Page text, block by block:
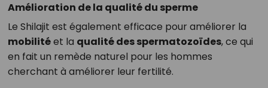
Amélioration de la qualité du sperme
Le Shilajit est également efficace pour améliorer la
mobilitéet la qualité des spermatozoïdes, ce qui
en fait un remède naturel pour les hommes
cherchant à améliorer leur fertilité.